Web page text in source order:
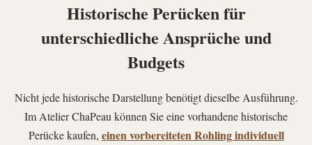
Historische Perücken für
unterschiedliche Ansprüche und
Budgets
Nicht jede historische Darstellung benötigt dieselbe Ausführung.
Im Atelier ChaPeau können Sie eine vorhandene historische
Perücke kaufen, einen vorbereiteten Rohling individuell